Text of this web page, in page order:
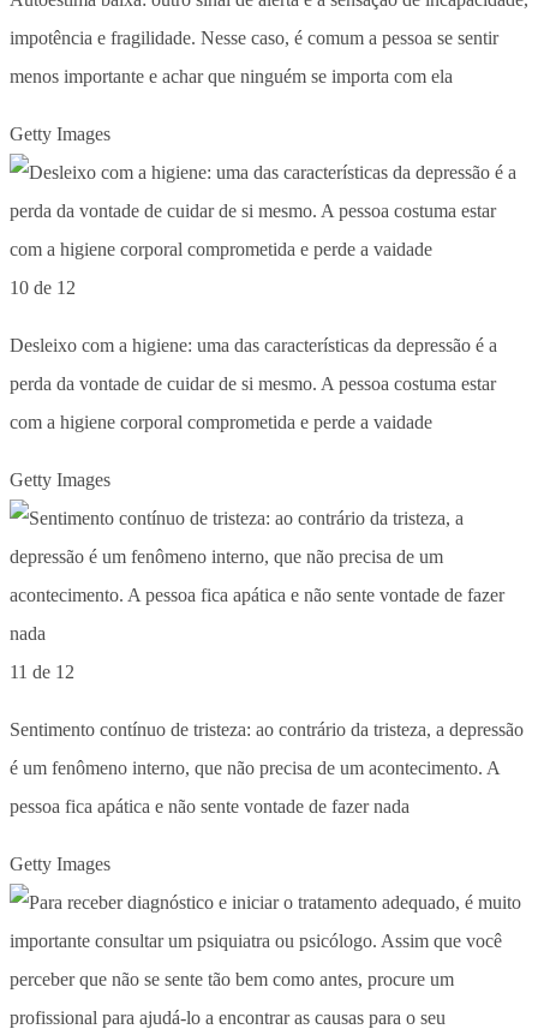
impotência e fragilidade. Nesse caso, é comum a pessoa se sentir
menos importante e achar que ninguém se importa com ela
Getty Images
10 de 12
Desleixo com a higiene: uma das características da depressão é a
perda da vontade de cuidar de si mesmo. A pessoa costuma estar
com a higiene corporal comprometida e perde a vaidade
Getty Images
11 de 12
Sentimento contínuo de tristeza: ao contrário da tristeza, a depressão
é um fenômeno interno, que não precisa de um acontecimento. A
pessoa fica apática e não sente vontade de fazer nada
Getty Images